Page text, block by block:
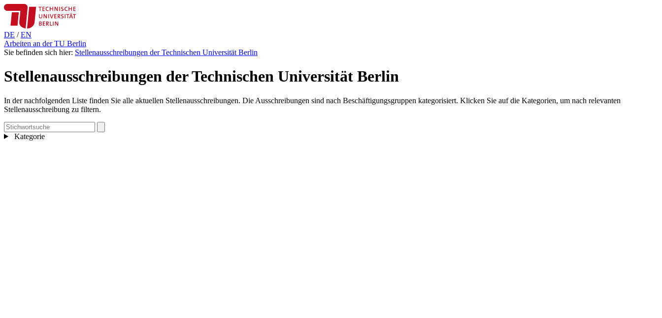
DE /EN
Arbeiten an der TU Berlin
Sie befinden sich hier: Stellenausschreibungen der Technischen Universität Berlin
Stellenausschreibungen der Technischen Universität Berlin
In der nachfolgenden Liste finden Sie alle aktuellen Stellenausschreibungen. Die Ausschreibungen sind nach Beschäftigungsgruppen kategorisiert. Klicken Sie auf die Kategorien, um nach relevanten
Stellenausschreibung zu filtern.
Kategorie